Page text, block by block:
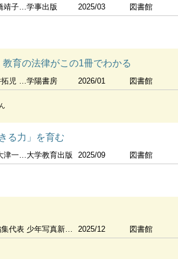
編著 学事出版 2025/03 図書館
育の法律がこの1冊でわかる
[ほか] 学陽書房 2026/01 図書館
る力」を育む
義編著 大学教育出版 2025/09 図書館
代表 少年写真新聞社 2025/12 図書館